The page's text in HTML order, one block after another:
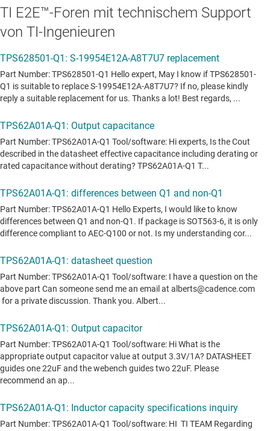
TI E2E™-Foren mit technischem Support
von TI-Ingenieuren